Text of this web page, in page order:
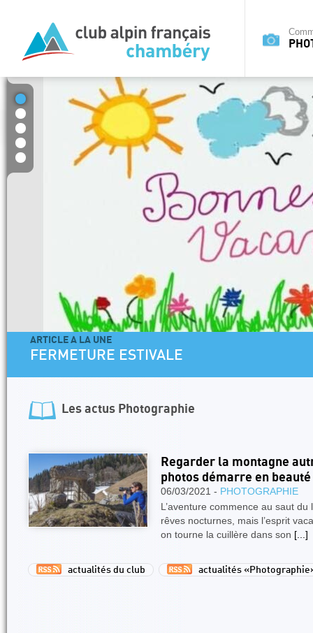
ARTICLE A LA UNE
FERMETURE ESTIVALE
Les actus Photographie
Regarder la montagne
photos démarre en beauté
06/03/2021 - PHOTOGRAPHIE
L’aventure commence au saut
rêves nocturnes, mais l’esprit
on tourne la cuillère dans son [...]
actualités du club actualités